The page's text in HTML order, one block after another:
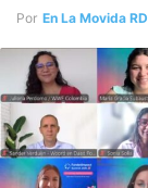
Por En La Movida RD